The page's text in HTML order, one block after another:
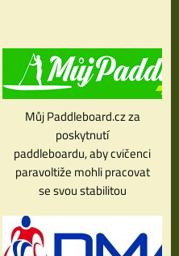
Můj Paddleboard.cz za
poskytnutí
paddleboardu, aby cvičenci
paravoltiže mohli pracovat
se svou stabilitou